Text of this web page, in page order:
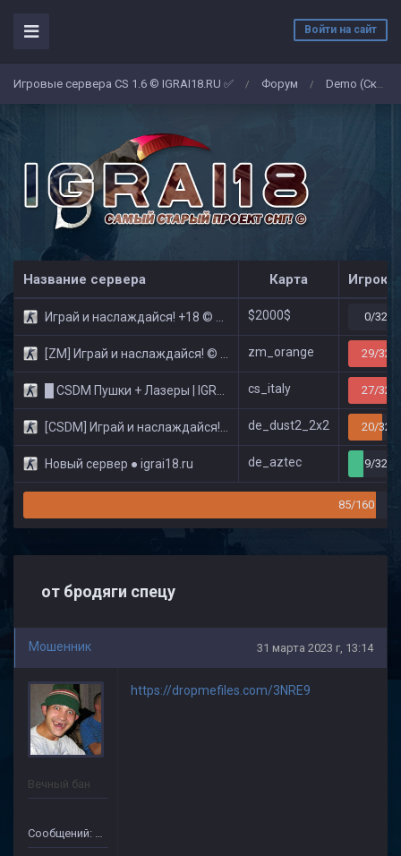
Войти на сайт
Игровые сервера CS 1.6 © IGRAI18.RU ✅ / Форум / Demo (Скриншоты)
Название сервера Карта
Играй и наслаждайся! +18 © Public $2000$ 0/32
[ZM] Играй и наслаждайся! © Zombie Show zm_orange 29/32
█ CSDM Пушки + Лазеры | IGRAI18.RU ツ █ cs_italy 27/32
[CSDM] Играй и наслаждайся! © Classic de_dust2_2x2 20/32
Новый сервер ● igrai18.ru de_aztec 9/32
85/160
от бродяги спецу
Мошенник 31 марта 2023 г, 13:14
Вечный бан
Сообщений: 133
https://dropmefiles.com/3NRE9